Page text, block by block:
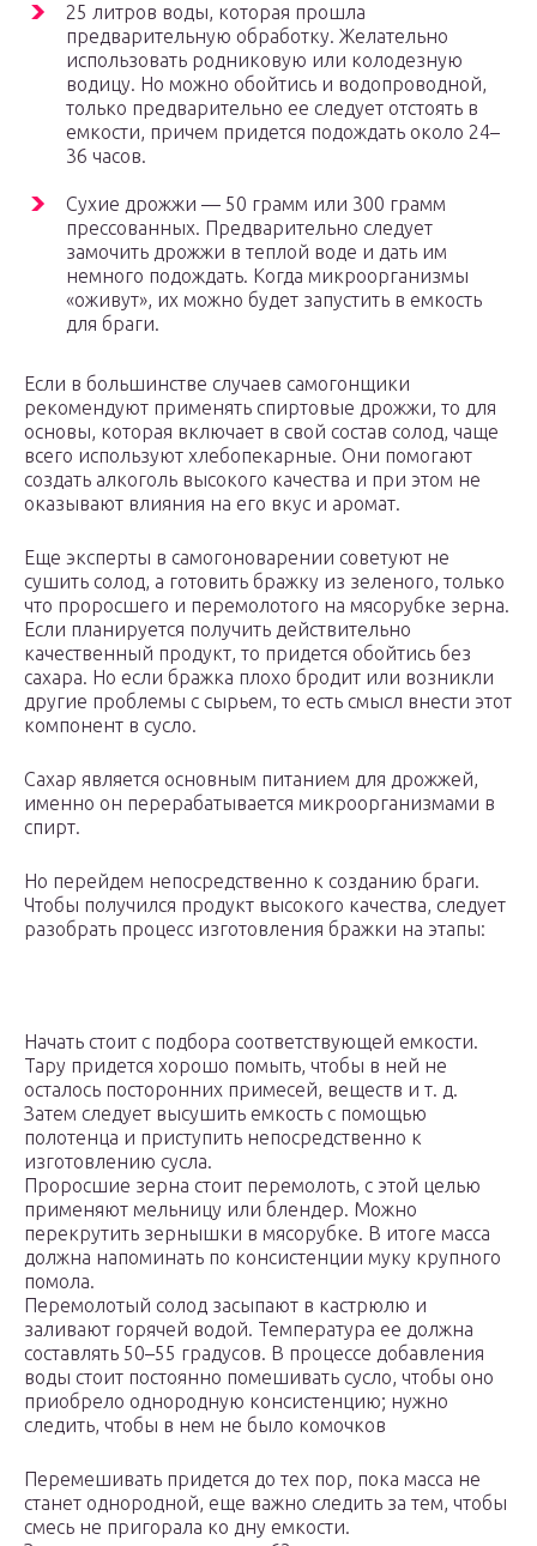
25 литров воды, которая прошла
предварительную обработку. Желательно
использовать родниковую или колодезную
водицу. Но можно обойтись и водопроводной,
только предварительно ее следует отстоять в
емкости, причем придется подождать около 24–
36 часов.
Сухие дрожжи — 50 грамм или 300 грамм
прессованных. Предварительно следует
замочить дрожжи в теплой воде и дать им
немного подождать. Когда микроорганизмы
«оживут», их можно будет запустить в емкость
для браги.
Если в большинстве случаев самогонщики
рекомендуют применять спиртовые дрожжи, то для
основы, которая включает в свой состав солод, чаще
всего используют хлебопекарные. Они помогают
создать алкоголь высокого качества и при этом не
оказывают влияния на его вкус и аромат.
Еще эксперты в самогоноварении советуют не
сушить солод, а готовить бражку из зеленого, только
что проросшего и перемолотого на мясорубке зерна.
Если планируется получить действительно
качественный продукт, то придется обойтись без
сахара. Но если бражка плохо бродит или возникли
другие проблемы с сырьем, то есть смысл внести этот
компонент в сусло.
Сахар является основным питанием для дрожжей,
именно он перерабатывается микроорганизмами в
спирт.
Но перейдем непосредственно к созданию браги.
Чтобы получился продукт высокого качества, следует
разобрать процесс изготовления бражки на этапы:
Начать стоит с подбора соответствующей емкости.
Тару придется хорошо помыть, чтобы в ней не
осталось посторонних примесей, веществ и т. д.
Затем следует высушить емкость с помощью
полотенца и приступить непосредственно к
изготовлению сусла.
Проросшие зерна стоит перемолоть, с этой целью
применяют мельницу или блендер. Можно
перекрутить зернышки в мясорубке. В итоге масса
должна напоминать по консистенции муку крупного
помола.
Перемолотый солод засыпают в кастрюлю и
заливают горячей водой. Температура ее должна
составлять 50–55 градусов. В процессе добавления
воды стоит постоянно помешивать сусло, чтобы оно
приобрело однородную консистенцию; нужно
следить, чтобы в нем не было комочков
Перемешивать придется до тех пор, пока масса не
станет однородной, еще важно следить за тем, чтобы
смесь не пригорала ко дну емкости.